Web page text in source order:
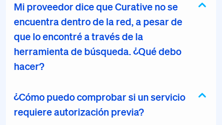
Mi proveedor dice que Curative no se
encuentra dentro de la red, a pesar de
que lo encontré a través de la
herramienta de búsqueda. ¿Qué debo
hacer?
¿Cómo puedo comprobar si un servicio
requiere autorización previa?